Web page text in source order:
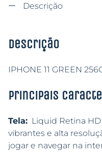
Descrição
Descrição
IPHONE 11 GREEN
Principais
Tela: Liquid Retina
vibrantes e alta
jogar e navegar na